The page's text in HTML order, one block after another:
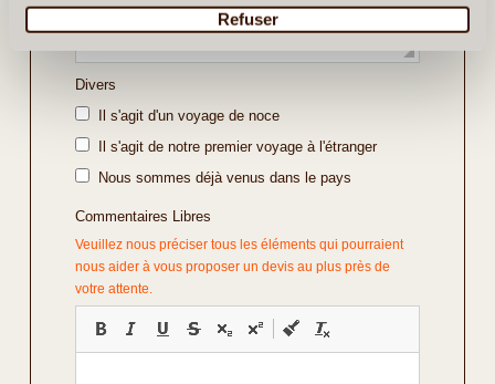
Refuser
Divers
Il s'agit d'un voyage de noce
Il s'agit de notre premier voyage à l'étranger
Nous sommes déjà venus dans le pays
Commentaires Libres
Veuillez nous préciser tous les éléments qui pourraient
nous aider à vous proposer un devis au plus près de
votre attente.